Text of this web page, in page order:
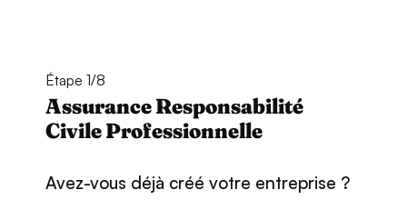
Étape 1/8
Assurance Responsabilité
Civile Professionnelle
Avez-vous déjà créé votre entreprise ?